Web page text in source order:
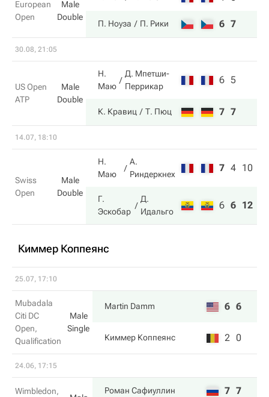
European
Open
Male
Double
П. Ноуза П. Рики 6 7
30.08, 21:05
US Open
ATP
Male
Double
Н.
Маю
Д. Мпетши-
Перрикар
6 5
К. Кравиц Т. Пюц 7 7
14.07, 18:10
Swiss
Open
Male
Double
Н.
Маю
А.
Риндеркнех
7 4 10
Г.
Эскобар
Д.
Идальго
6 6 12
Киммер Коппеянс
25.07, 17:10
Mubadala
Citi DC
Open,
Qualification
Male
Single
Martin Damm 6 6
Киммер Коппеянс 2 0
24.06, 17:15
Wimbledon,
Роман Сафиуллин 7 7